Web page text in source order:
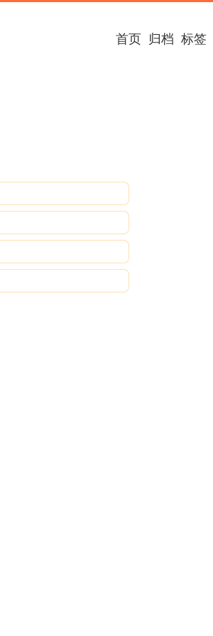
首页 归档 标签